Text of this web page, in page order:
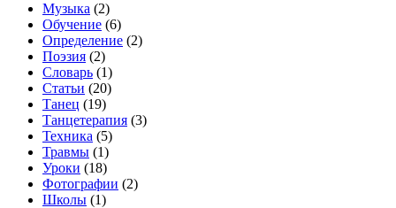
Музыка (2)
Обучение (6)
Определение (2)
Поэзия (2)
Словарь (1)
Статьи (20)
Танец (19)
Танцетерапия (3)
Техника (5)
Травмы (1)
Уроки (18)
Фотографии (2)
Школы (1)